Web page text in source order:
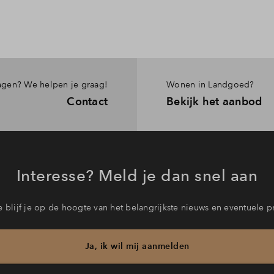
We helpen je graag!
Contact
Wonen in Landgoed?
Bekijk het aanbod
Interesse? Meld je dan snel aan
blijf je op de hoogte van het belangrijkste nieuws en eventuele
Ja, ik wil mij aanmelden